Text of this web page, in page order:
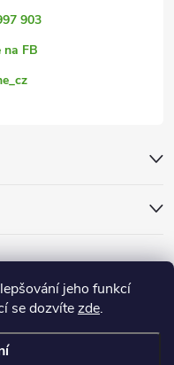
jeho funkcí
se dozvítezde.
903
na FB